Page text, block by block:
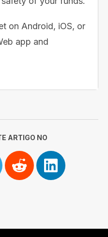
on Android, iOS, or
app and
ARTIGO NO